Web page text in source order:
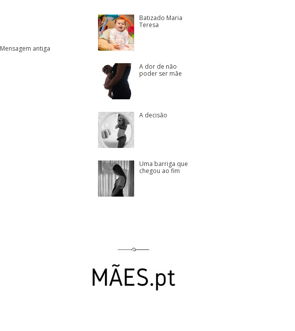
Mensagem antiga
Batizado Maria
Teresa
A dor de não
poder ser mãe
A decisão
Uma barriga que
chegou ao fim